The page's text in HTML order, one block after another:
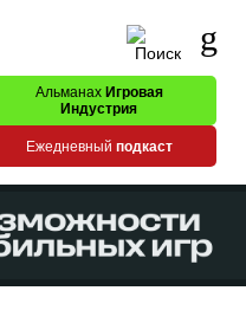
Альманах Игровая
Индустрия
Ежедневный подкаст